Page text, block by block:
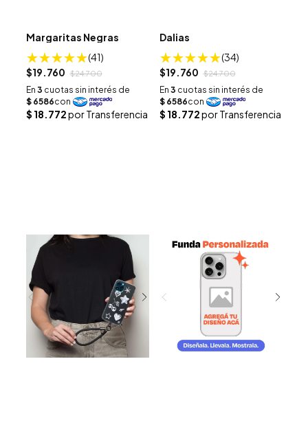
Margaritas Negras
(41)
$19.760 $24.700
Dalias
(34)
$19.760 $24.700